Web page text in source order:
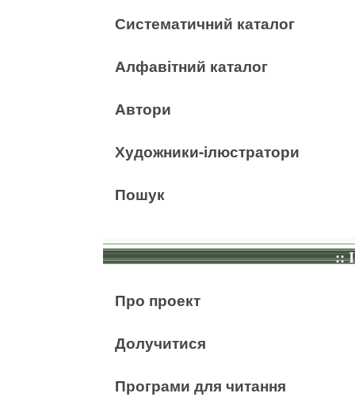
Систематичний каталог
Алфавітний каталог
Автори
Художники-ілюстратори
Пошук
::
Про проект
Долучитися
Програми для читання